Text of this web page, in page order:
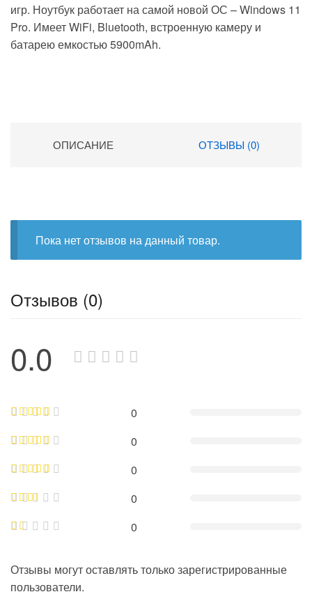
игр. Ноутбук работает на самой новой ОС – Windows 11
Pro. Имеет WiFi, Bluetooth, встроенную камеру и
батарею емкостью 5900mAh.
ОПИСАНИЕ ОТЗЫВЫ (0)
Пока нет отзывов на данный товар.
Отзывов (0)
0.0
0
0
0
0
0
Отзывы могут оставлять только зарегистрированные
пользователи.